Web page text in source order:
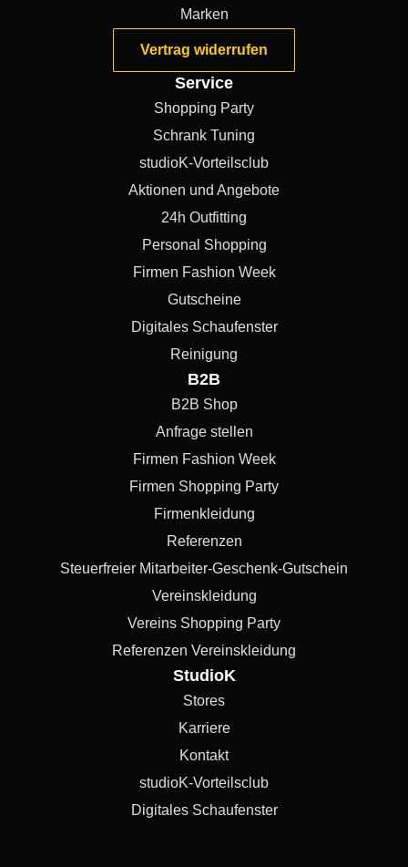
Marken
Vertrag widerrufen
Service
Shopping Party
Schrank Tuning
studioK-Vorteilsclub
Aktionen und Angebote
24h Outfitting
Personal Shopping
Firmen Fashion Week
Gutscheine
Digitales Schaufenster
Reinigung
B2B
B2B Shop
Anfrage stellen
Firmen Fashion Week
Firmen Shopping Party
Firmenkleidung
Referenzen
Steuerfreier Mitarbeiter-Geschenk-Gutschein
Vereinskleidung
Vereins Shopping Party
Referenzen Vereinskleidung
StudioK
Stores
Karriere
Kontakt
studioK-Vorteilsclub
Digitales Schaufenster